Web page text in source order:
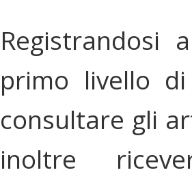
Registrandosi
primo livello
consultare gli
inoltre